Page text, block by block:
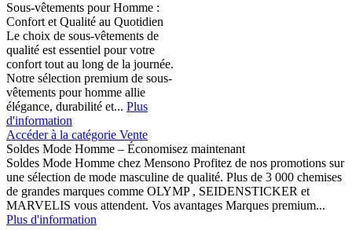
Sous-vêtements pour Homme :
Confort et Qualité au Quotidien
Le choix de sous-vêtements de
qualité est essentiel pour votre
confort tout au long de la journée.
Notre sélection premium de sous-
vêtements pour homme allie
élégance, durabilité et... Plus
d'information
Accéder à la catégorie Vente
Soldes Mode Homme – Économisez maintenant
Soldes Mode Homme chez Mensono Profitez de nos promotions sur
une sélection de mode masculine de qualité. Plus de 3 000 chemises
de grandes marques comme OLYMP , SEIDENSTICKER et
MARVELIS vous attendent. Vos avantages Marques premium...
Plus d'information